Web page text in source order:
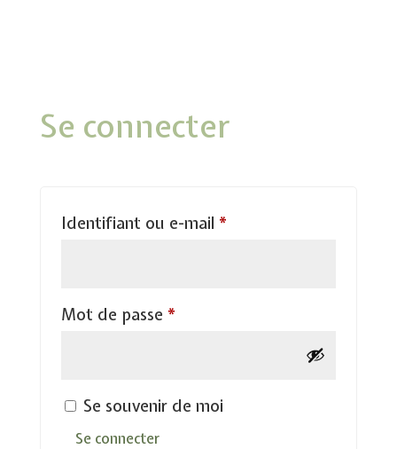
Se connecter
Identifiant ou e-mail *Obligatoire
Mot de passe *Obligatoire
Se souvenir de moi
Se connecter